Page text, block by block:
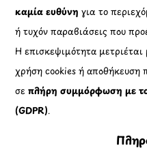
καμία ευθύνη για το
ή τυχόν παραβιάσεις που
Η επισκεψιμότητα
χρήση cookies ή αποθήκευση
σεπλήρη συμμόρφωση με
(GDPR).